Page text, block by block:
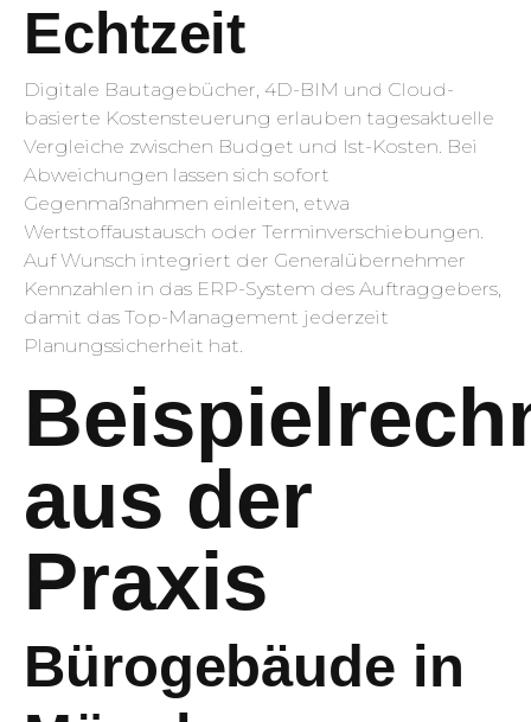
Echtzeit
Digitale Bautagebücher, 4D-BIM und Cloud-
basierte Kostensteuerung erlauben tagesaktuelle
Vergleiche zwischen Budget und Ist-Kosten. Bei
Abweichungen lassen sich sofort
Gegenmaßnahmen einleiten, etwa
Wertstoffaustausch oder Terminverschiebungen.
Auf Wunsch integriert der Generalübernehmer
Kennzahlen in das ERP-System des Auftraggebers,
damit das Top-Management jederzeit
Planungssicherheit hat.
aus der
Praxis
Bürogebäude in